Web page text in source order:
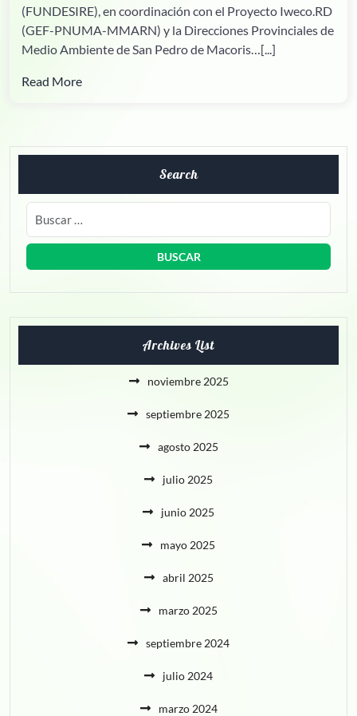
(FUNDESIRE), en coordinación con el Proyecto Iweco.RD
(GEF-PNUMA-MMARN) y la Direcciones Provinciales de
Medio Ambiente de San Pedro de Macoris…[...]
Read More
Search
Archives List
noviembre 2025
septiembre 2025
agosto 2025
julio 2025
junio 2025
mayo 2025
abril 2025
marzo 2025
septiembre 2024
julio 2024
marzo 2024